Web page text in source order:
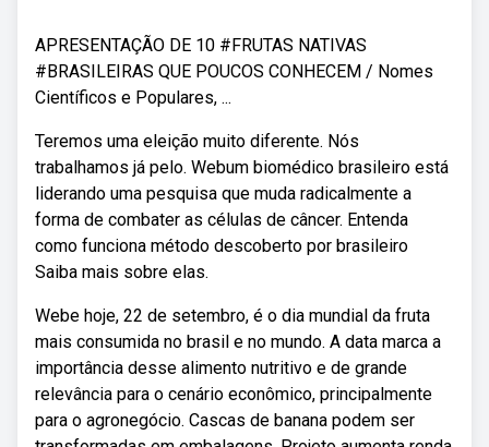
APRESENTAÇÃO DE 10 #FRUTAS NATIVAS
#BRASILEIRAS QUE POUCOS CONHECEM / Nomes
Científicos e Populares, ...
Teremos uma eleição muito diferente. Nós
trabalhamos já pelo. Webum biomédico brasileiro está
liderando uma pesquisa que muda radicalmente a
forma de combater as células de câncer. Entenda
como funciona método descoberto por brasileiro
Saiba mais sobre elas.
Webe hoje, 22 de setembro, é o dia mundial da fruta
mais consumida no brasil e no mundo. A data marca a
importância desse alimento nutritivo e de grande
relevância para o cenário econômico, principalmente
para o agronegócio. Cascas de banana podem ser